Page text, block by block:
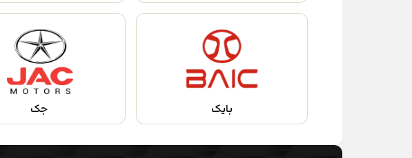
بایک جک